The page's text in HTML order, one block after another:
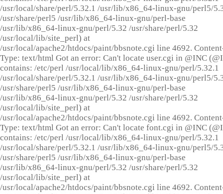
/usr/local/share/perl/5.32.1 /usr/lib/x86_64-linux-gnu/perl5/
/usr/share/perl5 /usr/lib/x86_64-linux-gnu/perl-base
/usr/lib/x86_64-linux-gnu/perl/5.32 /usr/share/perl/5.32
/usr/local/lib/site_perl) at
/usr/local/apache2/htdocs/paint/bbsnote.cgi line 4692.
Type: text/html Got an error: Can't locate user.cgi in @INC
contains: /etc/perl /usr/local/lib/x86_64-linux-gnu/perl/5.32.1
/usr/local/share/perl/5.32.1 /usr/lib/x86_64-linux-gnu/perl5/
/usr/share/perl5 /usr/lib/x86_64-linux-gnu/perl-base
/usr/lib/x86_64-linux-gnu/perl/5.32 /usr/share/perl/5.32
/usr/local/lib/site_perl) at
/usr/local/apache2/htdocs/paint/bbsnote.cgi line 4692.
Type: text/html Got an error: Can't locate font.cgi in @INC
contains: /etc/perl /usr/local/lib/x86_64-linux-gnu/perl/5.32.1
/usr/local/share/perl/5.32.1 /usr/lib/x86_64-linux-gnu/perl5/
/usr/share/perl5 /usr/lib/x86_64-linux-gnu/perl-base
/usr/lib/x86_64-linux-gnu/perl/5.32 /usr/share/perl/5.32
/usr/local/lib/site_perl) at
/usr/local/apache2/htdocs/paint/bbsnote.cgi line 4692.